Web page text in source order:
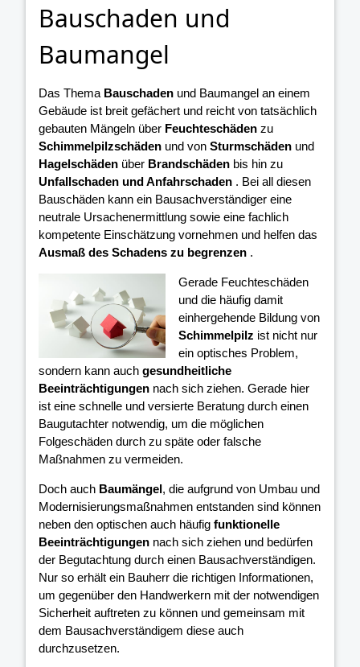
Bauschaden und
Baumangel
Das Thema Bauschaden und Baumangel an einem
Gebäude ist breit gefächert und reicht von tatsächlich
gebauten Mängeln über Feuchteschäden zu
Schimmelpilzschäden und von Sturmschäden und
Hagelschäden über Brandschäden bis hin zu
Unfallschaden und Anfahrschaden . Bei all diesen
Bauschäden kann ein Bausachverständiger eine
neutrale Ursachenermittlung sowie eine fachlich
kompetente Einschätzung vornehmen und helfen das
Ausmaß des Schadens zu begrenzen .
Gerade Feuchteschäden
und die häufig damit
einhergehende Bildung von
Schimmelpilz ist nicht nur
ein optisches Problem,
sondern kann auch gesundheitliche
Beeinträchtigungen nach sich ziehen. Gerade hier
ist eine schnelle und versierte Beratung durch einen
Baugutachter notwendig, um die möglichen
Folgeschäden durch zu späte oder falsche
Maßnahmen zu vermeiden.
Doch auch Baumängel, die aufgrund von Umbau und
Modernisierungsmaßnahmen entstanden sind können
neben den optischen auch häufig funktionelle
Beeinträchtigungen nach sich ziehen und bedürfen
der Begutachtung durch einen Bausachverständigen.
Nur so erhält ein Bauherr die richtigen Informationen,
um gegenüber den Handwerkern mit der notwendigen
Sicherheit auftreten zu können und gemeinsam mit
dem Bausachverständigem diese auch
durchzusetzen.